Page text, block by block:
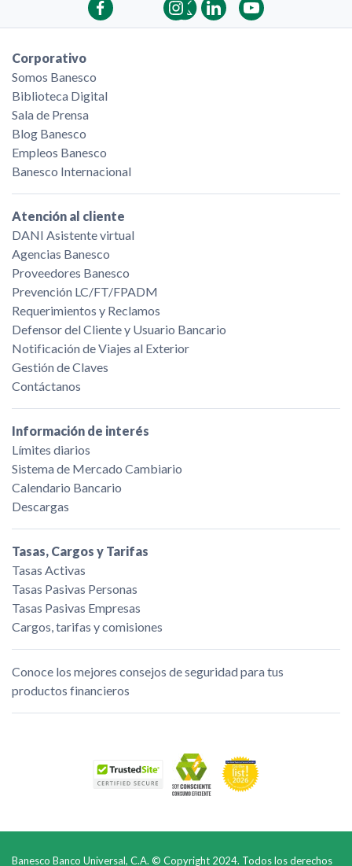
Corporativo
Somos Banesco
Biblioteca Digital
Sala de Prensa
Blog Banesco
Empleos Banesco
Banesco Internacional
Atención al cliente
DANI Asistente virtual
Agencias Banesco
Proveedores Banesco
Prevención LC/FT/FPADM
Requerimientos y Reclamos
Defensor del Cliente y Usuario Bancario
Notificación de Viajes al Exterior
Gestión de Claves
Contáctanos
Información de interés
Límites diarios
Sistema de Mercado Cambiario
Calendario Bancario
Descargas
Tasas, Cargos y Tarifas
Tasas Activas
Tasas Pasivas Personas
Tasas Pasivas Empresas
Cargos, tarifas y comisiones
Conoce los mejores consejos de seguridad para tus
productos financieros
Banesco Banco Universal, C.A. © Copyright 2024. Todos los derechos